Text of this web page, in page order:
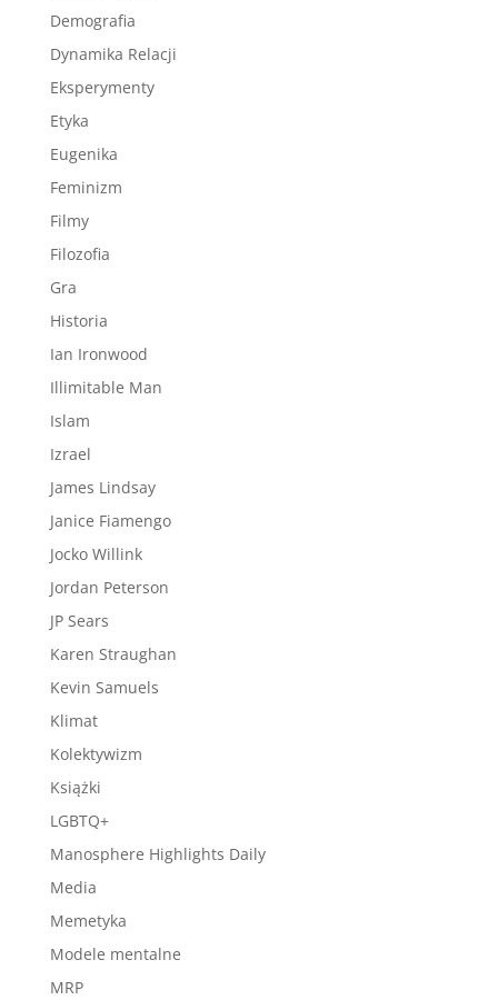
Demografia
Dynamika Relacji
Eksperymenty
Etyka
Eugenika
Feminizm
Filmy
Filozofia
Gra
Historia
Ian Ironwood
Illimitable Man
Islam
Izrael
James Lindsay
Janice Fiamengo
Jocko Willink
Jordan Peterson
JP Sears
Karen Straughan
Kevin Samuels
Klimat
Kolektywizm
Książki
LGBTQ+
Manosphere Highlights Daily
Media
Memetyka
Modele mentalne
MRP